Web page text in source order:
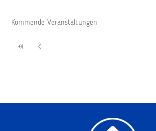
Kommende Veranstaltungen